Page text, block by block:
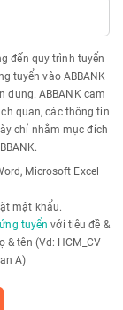
đến quy trình tuyển
tuyển vào ABBANK
dụng. ABBANK cam
quan, các thông tin
chỉ nhằm mục đích
Microsoft Excel
mật khẩu.
tuyển với tiêu đề &
& tên (Vd: HCM_CV
A)